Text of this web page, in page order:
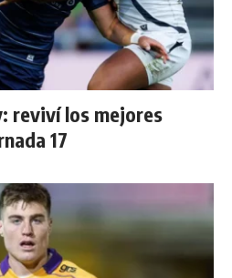
reviví los mejores
17